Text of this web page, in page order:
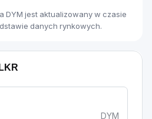
DYM jest aktualizowany w czasie
danych rynkowych.
DYM